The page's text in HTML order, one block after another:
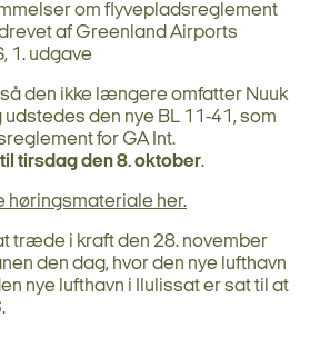
om flyvepladsreglement
af Greenland Airports
1. udgave
den ikke længere omfatter Nuuk
den nye BL 11-41, som
for GA Int.
tirsdag den 8. oktober.
høringsmateriale her.
træde i kraft den 28. november
den dag, hvor den nye lufthavn
nye lufthavn i Ilulissat er sat til at